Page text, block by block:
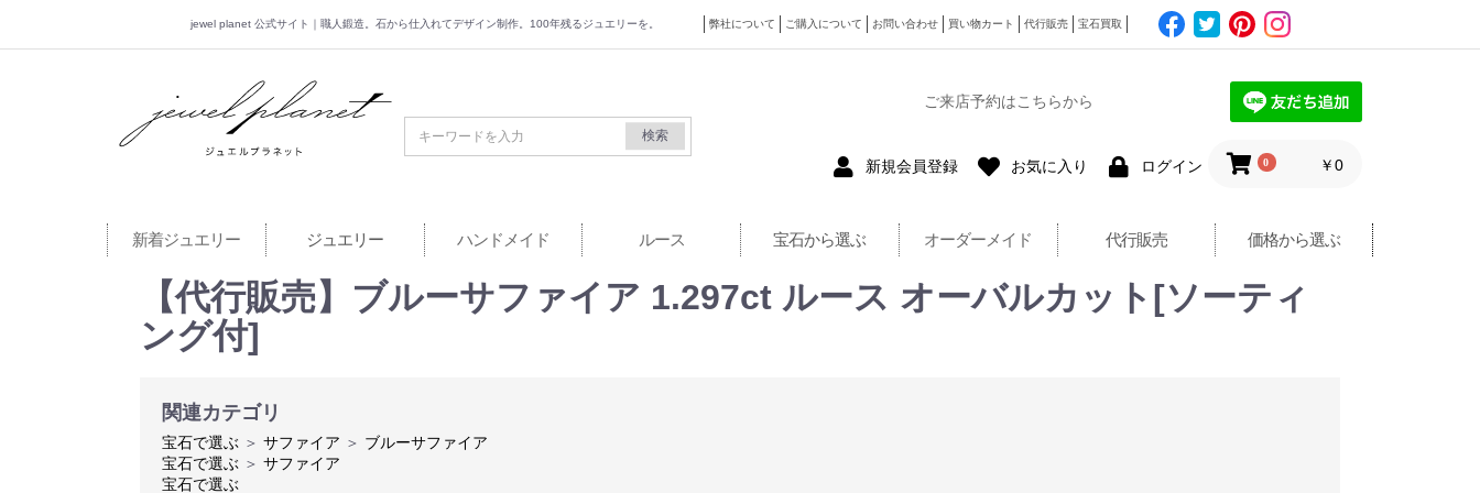
jewel planet 公式サイト｜職人鍛造。石から仕入れてデザイン制作。100年残るジュエリーを。 弊社について ご購入について お問い合わせ 買い物カート 代行販売 宝石買取
jewel planet 公式サイト
検索
ご来店予約はこちらから
新規会員登録 お気に入り ログイン 0 ￥0
新着ジュエリー ジュエリー ハンドメイド ルース 宝石から選ぶ オーダーメイド 代行販売 価格から選ぶ
【代行販売】ブルーサファイア 1.297ct ルース オーバルカット[ソーティ
ング付]
関連カテゴリ
宝石で選ぶ ＞ サファイア ＞ ブルーサファイア
宝石で選ぶ ＞ サファイア
宝石で選ぶ